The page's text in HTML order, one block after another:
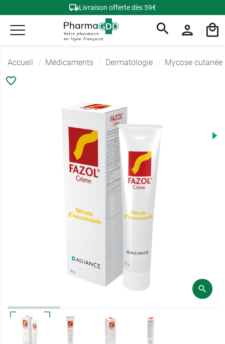
Livraison offerte dès 59€
Accueil Médicaments Dermatologie Mycose cutanée